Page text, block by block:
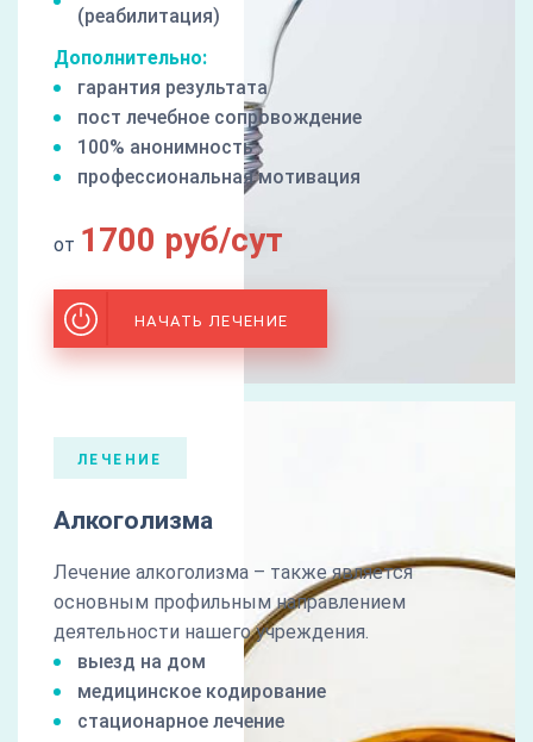
(реабилитация)
Дополнительно:
гарантия результата
пост лечебное сопровождение
100% анонимность
профессиональная мотивация
от 1700 руб/сут
НАЧАТЬ ЛЕЧЕНИЕ
ЛЕЧЕНИЕ
Алкоголизма
Лечение алкоголизма – также является
основным профильным направлением
деятельности нашего учреждения.
выезд на дом
медицинское кодирование
стационарное лечение